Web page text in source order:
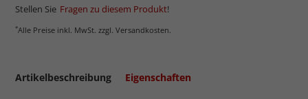
Stellen Sie Fragen zu diesem Produkt!
*Alle Preise inkl. MwSt. zzgl. Versandkosten.
Artikelbeschreibung Eigenschaften